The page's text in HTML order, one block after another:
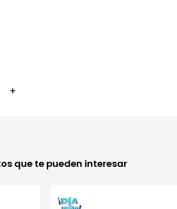
que te pueden interesar